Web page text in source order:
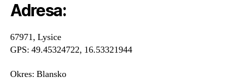
Adresa:
67971, Lysice
GPS: 49.45324722, 16.53321944
Okres: Blansko